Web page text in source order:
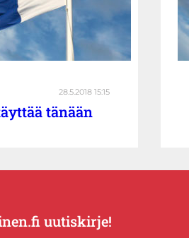
28.5.2018 15:15
tänään
uutiskirje!